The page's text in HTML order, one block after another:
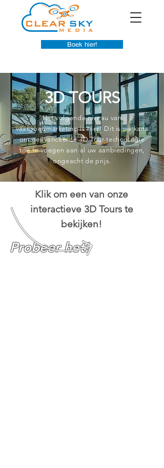
Boek hier!
Klik om een ​​van onze
interactieve 3D Tours te
bekijken!
3D TOURS
Het volgende niveau van
vastgoedmarketing is hier! Dit is uw kans
om geavanceerde 3D Tour-technologie
toe te voegen aan al uw aanbiedingen,
ongeacht de prijs.
Probeer het!